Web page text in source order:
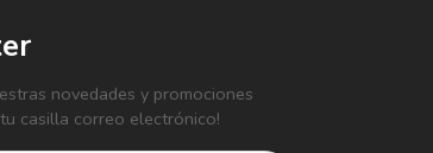
novedades y promociones
casilla correo electrónico!